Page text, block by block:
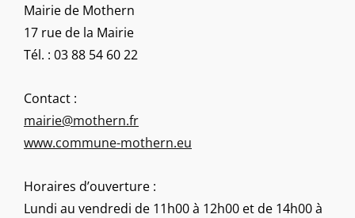
Mairie de Mothern
17 rue de la Mairie
Tél. : 03 88 54 60 22
Contact :
mairie@mothern.fr
www.commune-mothern.eu
Horaires d’ouverture :
Lundi au vendredi de 11h00 à 12h00 et de 14h00 à